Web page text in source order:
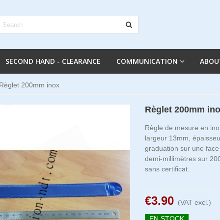
SECOND HAND - CLEARANCE COMMUNICATION
200mm inox
Règlet 200mm
Règle de mesure en
largeur 13mm,
graduation sur une
demi-millimètres sur
sans certificat.
€3.90 (VAT excl.)